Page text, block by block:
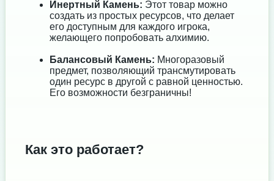
Инертный Камень: Этот товар можно
создать из простых ресурсов, что делает
его доступным для каждого игрока,
желающего попробовать алхимию.
Балансовый Камень: Многоразовый
предмет, позволяющий трансмутировать
один ресурс в другой с равной ценностью.
Его возможности безграничны!
Как это работает?